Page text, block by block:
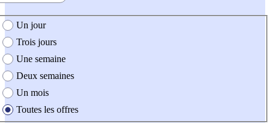
création de l'offre
Un jour
Trois jours
Une semaine
Deux semaines
Un mois
Toutes les offres